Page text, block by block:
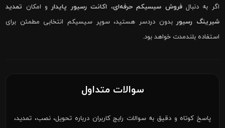
اگر به دنبالفروش سیسیکم حرفه‌ای، اکانت رسیور پایدارو امکان تمدید
شیرینگ رسیوربدون دردسر هستید، سوپر سیسیکم انتخابی مطمئن برای
استفاده بلندمدت خواهد بود.
سوالات متداول
پاسخ کوتاه و دقیق به سوالات رایج کاربران درباره تحویل، نصب، تمدید،